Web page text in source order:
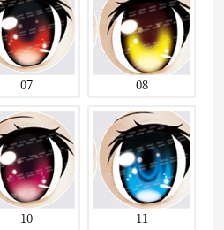
07 08
10 11